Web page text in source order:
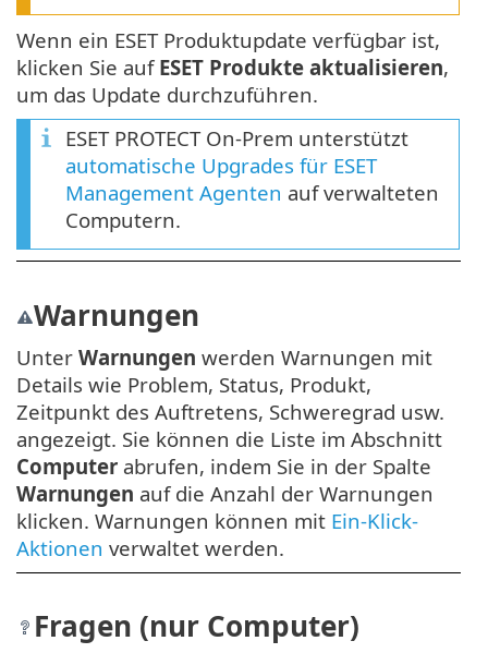
Wenn ein ESET Produktupdate verfügbar ist,
klicken Sie auf ESET Produkte aktualisieren,
um das Update durchzuführen.
ESET PROTECT On-Prem unterstützt
automatische Upgrades für ESET
Management Agenten auf verwalteten
Computern.
Warnungen
Unter Warnungen werden Warnungen mit
Details wie Problem, Status, Produkt,
Zeitpunkt des Auftretens, Schweregrad usw.
angezeigt. Sie können die Liste im Abschnitt
Computer abrufen, indem Sie in der Spalte
Warnungen auf die Anzahl der Warnungen
klicken. Warnungen können mit Ein-Klick-
Aktionen verwaltet werden.
Fragen (nur Computer)